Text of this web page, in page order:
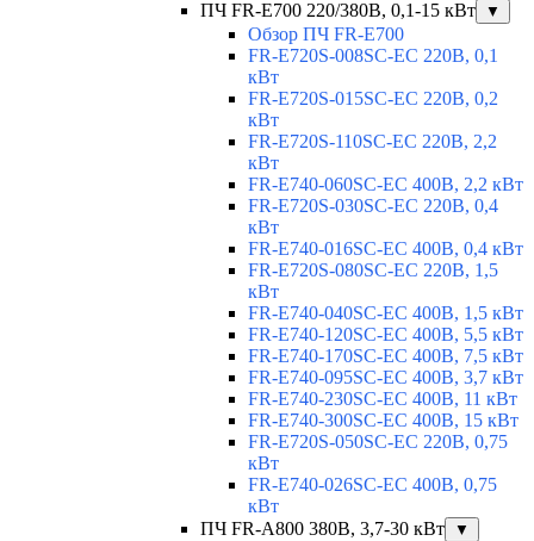
ПЧ FR-E700 220/380В, 0,1-15 кВт ▼
Обзор ПЧ FR-E700
FR-E720S-008SC-EC 220В, 0,1
кВт
FR-E720S-015SC-EC 220В, 0,2
кВт
FR-E720S-110SC-EC 220В, 2,2
кВт
FR-E740-060SC-EC 400В, 2,2 кВт
FR-E720S-030SC-EC 220В, 0,4
кВт
FR-E740-016SC-EC 400В, 0,4 кВт
FR-E720S-080SC-EC 220В, 1,5
кВт
FR-E740-040SC-EC 400В, 1,5 кВт
FR-E740-120SC-EC 400В, 5,5 кВт
FR-E740-170SC-EC 400В, 7,5 кВт
FR-E740-095SC-EC 400В, 3,7 кВт
FR-E740-230SC-EC 400В, 11 кВт
FR-E740-300SC-EC 400В, 15 кВт
FR-E720S-050SC-EC 220В, 0,75
кВт
FR-E740-026SC-EC 400В, 0,75
кВт
ПЧ FR-A800 380В, 3,7-30 кВт
▼